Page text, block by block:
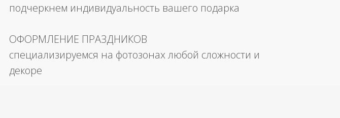
подчеркнем индивидуальность вашего подарка
ОФОРМЛЕНИЕ ПРАЗДНИКОВ
специализируемся на фотозонах любой сложности и
декоре